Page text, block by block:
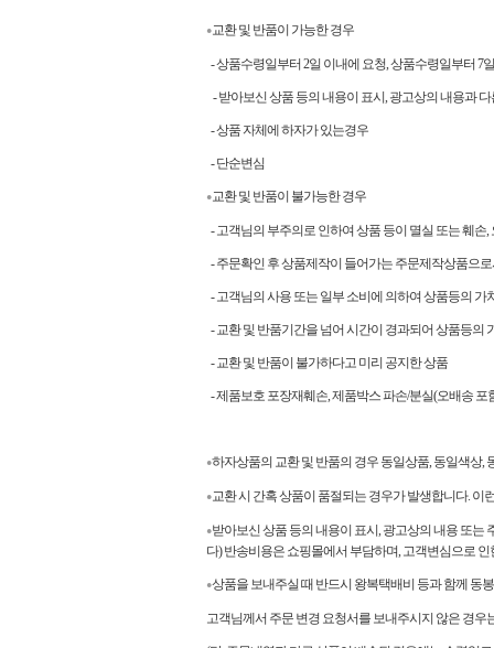
●교환 및 반품이 가능한 경우
- 상품수령일부터 2일 이내에 요청, 상품수령일부터 7
- 받아보신 상품 등의 내용이 표시, 광고상의 내용과
- 상품 자체에 하자가 있는경우
- 단순변심
●교환 및 반품이 불가능한 경우
- 고객님의 부주의로 인하여 상품 등이 멸실 또는 훼
- 주문확인 후 상품제작이 들어가는 주문제작상품으
- 고객님의 사용 또는 일부 소비에 의하여 상품등의 가
- 교환 및 반품기간을 넘어 시간이 경과되어 상품등의
- 교환 및 반품이 불가하다고 미리 공지한 상품
- 제품보호 포장재훼손, 제품박스 파손/분실(오배송 포
●하자상품의 교환 및 반품의 경우 동일상품, 동일색상
●교환 시 간혹 상품이 품절되는 경우가 발생합니다.
●받아보신 상품 등의 내용이 표시, 광고상의 내용 또는
다) 반송비용은 쇼핑몰에서 부담하며, 고객변심으로
●상품을 보내주실 때 반드시 왕복택배비 등과 함께 동
고객님께서 주문 변경 요청서를 보내주시지 않은 경우